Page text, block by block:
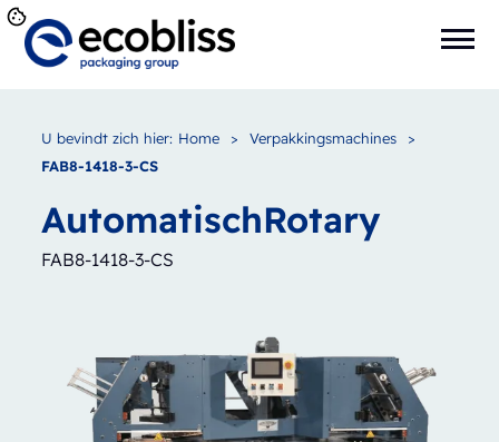
U bevindt zich hier: Home > Verpakkingsmachines
>
FAB8-1418-3-CS
AutomatischRotary
FAB8-1418-3-CS